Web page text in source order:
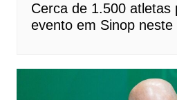
Cerca de 1.500 atletas
evento em Sinop neste